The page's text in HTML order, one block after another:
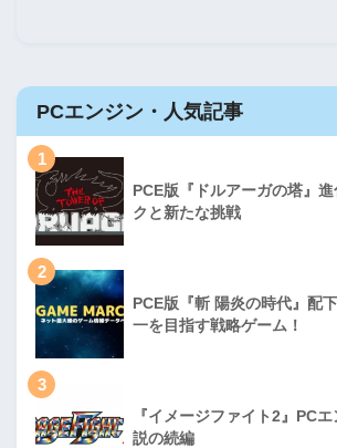
PCエンジン・人気記事
1
PCE版『ドルアーガの塔』
クと新たな挑戦
2
PCE版『斬 陽炎の時代』配
一を目指す戦略ゲーム！
3
『イメージファイト2』PC
説の続編